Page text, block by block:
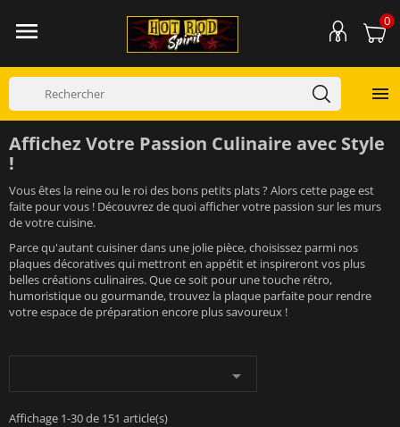
 0

Affichez Votre Passion Culinaire avec Style
!
Vous êtes la reine ou le roi des bons petits plats ? Alors cette page est
faite pour vous ! Découvrez de quoi afficher votre passion sur les murs
de votre cuisine.
Parce qu'autant cuisiner dans une jolie pièce, choisissez parmi nos
plaques décoratives qui mettront en appétit et inspireront vos plus
belles créations culinaires. Que ce soit pour une touche rétro,
humoristique ou gourmande, trouvez la plaque parfaite pour rendre
votre espace de préparation encore plus savoureux !

Affichage 1-30 de 151 article(s)